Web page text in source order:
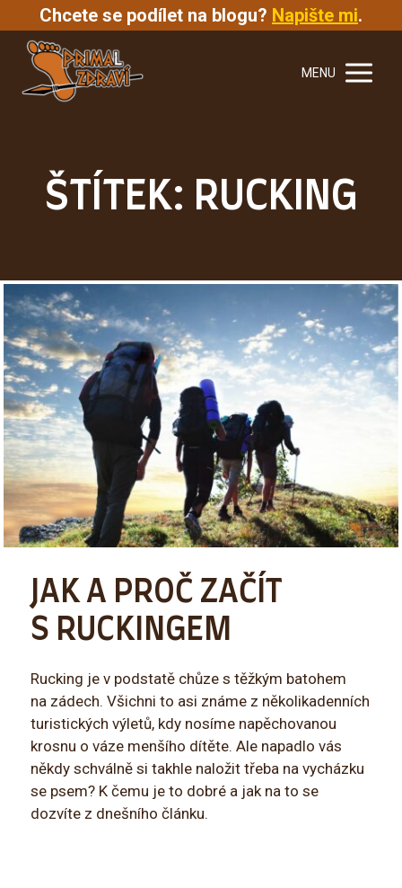
Chcete se podílet na blogu? Napište mi.
MENU
ŠTÍTEK: RUCKING
JAK A PROČ ZAČÍT
S RUCKINGEM
Rucking je v podstatě chůze s těžkým batohem
na zádech. Všichni to asi známe z několikadenních
turistických výletů, kdy nosíme napěchovanou
krosnu o váze menšího dítěte. Ale napadlo vás
někdy schválně si takhle naložit třeba na vycházku
se psem? K čemu je to dobré a jak na to se
dozvíte z dnešního článku.